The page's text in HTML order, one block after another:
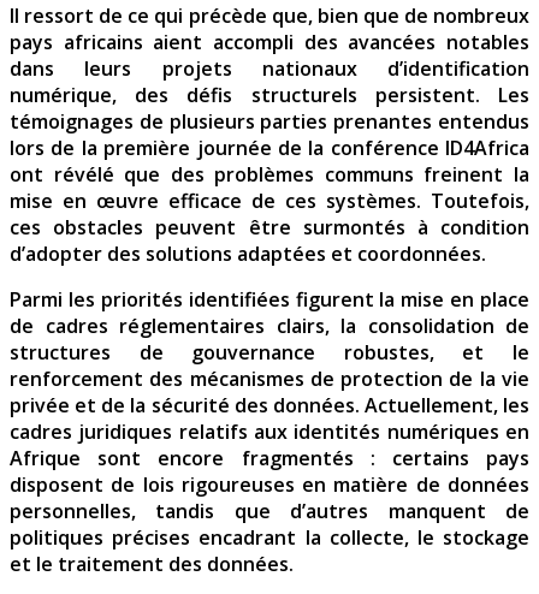
Il ressort de ce qui précède que, bien que de nombreux
pays africains aient accompli des avancées notables
dans leurs projets nationaux d’identification
numérique, des défis structurels persistent. Les
témoignages de plusieurs parties prenantes entendus
lors de la première journée de la conférence ID4Africa
ont révélé que des problèmes communs freinent la
mise en œuvre efficace de ces systèmes. Toutefois,
ces obstacles peuvent être surmontés à condition
d’adopter des solutions adaptées et coordonnées.
Parmi les priorités identifiées figurent la mise en place
de cadres réglementaires clairs, la consolidation de
structures de gouvernance robustes, et le
renforcement des mécanismes de protection de la vie
privée et de la sécurité des données. Actuellement, les
cadres juridiques relatifs aux identités numériques en
Afrique sont encore fragmentés : certains pays
disposent de lois rigoureuses en matière de données
personnelles, tandis que d’autres manquent de
politiques précises encadrant la collecte, le stockage
et le traitement des données.